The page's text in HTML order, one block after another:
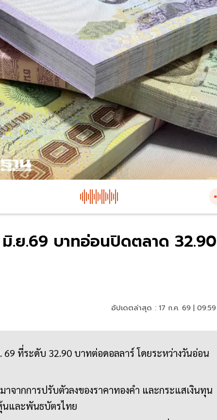
.ย.69 บาทอ่อนปิดตลาด 32.90
อัปเดตล่าสุด : 17 ก.ค. 69 |
ที่ระดับ 32.90 บาทต่อดอลลาร์ โดยระหว่างวันอ่อน
จากการปรับตัวลงของราคาทองคำ และกระแสเงินทุน
นและพันธบัตรไทย